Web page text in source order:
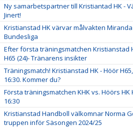
Ny samarbetspartner till Kristiantad HK -
Jinert!
Kristianstad HK värvar målvakten
Bundesliga
Efter första träningsmatchen Kristianstad
H65 (24)- Tränarens insikter
Träningsmatch! Kristianstad HK - Höör
16:30. Kommer du?
Första träningsmatchen KHK vs. Höörs HK
16:30
Kristianstad Handboll välkomnar Norma
truppen inför Säsongen 2024/25